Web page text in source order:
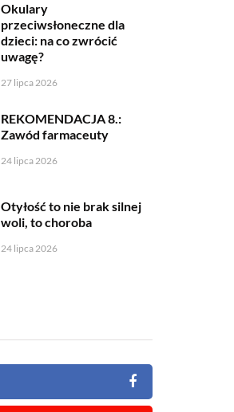
Okulary
przeciwsłoneczne dla
dzieci: na co zwrócić
uwagę?
27 lipca 2026
REKOMENDACJA 8.:
Zawód farmaceuty
24 lipca 2026
Otyłość to nie brak silnej
woli, to choroba
24 lipca 2026